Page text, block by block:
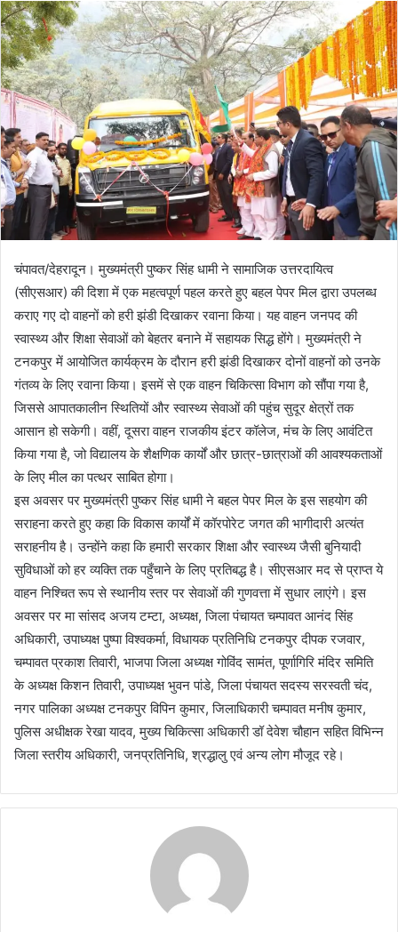
d
a
n
e
m
a
i
l
चंपावत/देहरादून। मुख्यमंत्री पुष्कर सिंह धामी ने सामाजिक उत्तरदायित्व
(सीएसआर) की दिशा में एक महत्वपूर्ण पहल करते हुए बहल पेपर मिल द्वारा उपलब्ध
कराए गए दो वाहनों को हरी झंडी दिखाकर रवाना किया। यह वाहन जनपद की
स्वास्थ्य और शिक्षा सेवाओं को बेहतर बनाने में सहायक सिद्ध होंगे। मुख्यमंत्री ने
टनकपुर में आयोजित कार्यक्रम के दौरान हरी झंडी दिखाकर दोनों वाहनों को उनके
गंतव्य के लिए रवाना किया। इसमें से एक वाहन चिकित्सा विभाग को सौंपा गया है,
जिससे आपातकालीन स्थितियों और स्वास्थ्य सेवाओं की पहुंच सुदूर क्षेत्रों तक
आसान हो सकेगी। वहीं, दूसरा वाहन राजकीय इंटर कॉलेज, मंच के लिए आवंटित
किया गया है, जो विद्यालय के शैक्षणिक कार्यों और छात्र-छात्राओं की आवश्यकताओं
के लिए मील का पत्थर साबित होगा।
इस अवसर पर मुख्यमंत्री पुष्कर सिंह धामी ने बहल पेपर मिल के इस सहयोग की
सराहना करते हुए कहा कि विकास कार्यों में कॉरपोरेट जगत की भागीदारी अत्यंत
सराहनीय है। उन्होंने कहा कि हमारी सरकार शिक्षा और स्वास्थ्य जैसी बुनियादी
सुविधाओं को हर व्यक्ति तक पहुँचाने के लिए प्रतिबद्ध है। सीएसआर मद से प्राप्त ये
वाहन निश्चित रूप से स्थानीय स्तर पर सेवाओं की गुणवत्ता में सुधार लाएंगे। इस
अवसर पर मा सांसद अजय टम्टा, अध्यक्ष, जिला पंचायत चम्पावत आनंद सिंह
अधिकारी, उपाध्यक्ष पुष्पा विश्वकर्मा, विधायक प्रतिनिधि टनकपुर दीपक रजवार,
चम्पावत प्रकाश तिवारी, भाजपा जिला अध्यक्ष गोविंद सामंत, पूर्णागिरि मंदिर समिति
के अध्यक्ष किशन तिवारी, उपाध्यक्ष भुवन पांडे, जिला पंचायत सदस्य सरस्वती चंद,
नगर पालिका अध्यक्ष टनकपुर विपिन कुमार, जिलाधिकारी चम्पावत मनीष कुमार,
पुलिस अधीक्षक रेखा यादव, मुख्य चिकित्सा अधिकारी डॉ देवेश चौहान सहित विभिन्न
जिला स्तरीय अधिकारी, जनप्रतिनिधि, श्रद्धालु एवं अन्य लोग मौजूद रहे।